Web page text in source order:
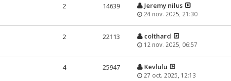
2 14639 Jeremy nilus
24 nov. 2025, 21:30
2 22113 colthard
12 nov. 2025, 06:57
4 25947 Kevlulu
27 oct. 2025, 12:13